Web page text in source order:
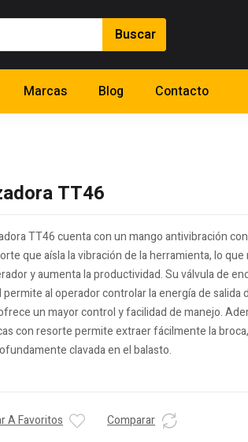
Marcas Blog Contacto
TT46
TT46 cuenta con un mango antivibración
que aísla la vibración de la herramienta, lo
y aumenta la productividad. Su válvula de
permite al operador controlar la energía de salida
un mayor control y facilidad de manejo.
con resorte permite extraer fácilmente la
clavada en el balasto.
A Favoritos Comparar